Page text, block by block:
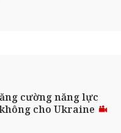
cường năng lực
cho Ukraine